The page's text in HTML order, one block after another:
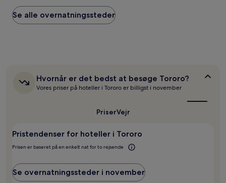
pr.
nat
baseret
nat,
som
de
24
Priser
og
Se alle overnatningssteder
Hvornår
er
Hvornår er det bedst at besøge Tororo?
Vores priser på hoteller i Tororo er billigst i november
PriserVejr
Pristendenser for hoteller i Tororo
Prisen er baseret på en enkelt nat for to rejsende
Se overnatningssteder i november